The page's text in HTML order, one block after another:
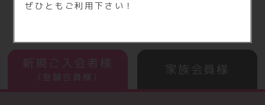
新規ご入会者様
（登録会員様）
家族会員様
ぜひともご利用下さい！